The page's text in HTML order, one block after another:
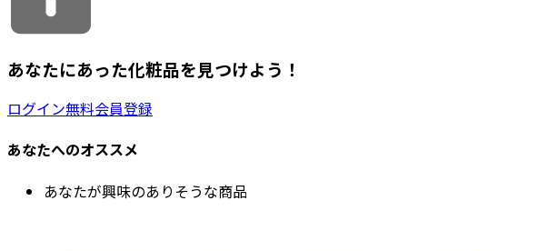
あなたにあった化粧品を見つけよう！
ログイン無料会員登録
あなたへのオススメ
あなたが興味のありそうな商品